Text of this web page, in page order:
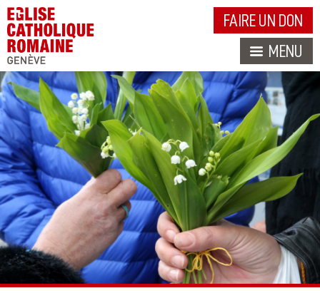
FAIRE UN DON
MENU